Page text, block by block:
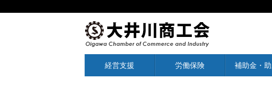
経営支援 労働保険 補助金・